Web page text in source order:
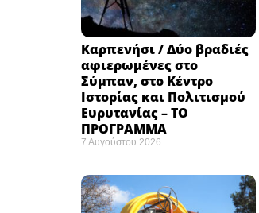
Καρπενήσι / Δύο βραδιές
αφιερωμένες στο
Σύμπαν, στο Κέντρο
Ιστορίας και Πολιτισμού
Ευρυτανίας – ΤΟ
ΠΡΟΓΡΑΜΜΑ
7 Αυγούστου 2026